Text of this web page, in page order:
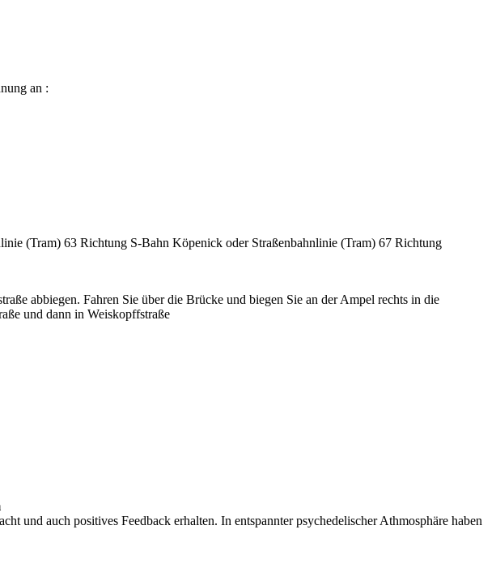
an :
(Tram) 63 Richtung S-Bahn Köpenick oder Straßenbahnlinie (Tram) 67 Richtung
abbiegen. Fahren Sie über die Brücke und biegen Sie an der Ampel rechts in die
und dann in Weiskopffstraße
und auch positives Feedback erhalten. In entspannter psychedelischer Athmosphäre haben